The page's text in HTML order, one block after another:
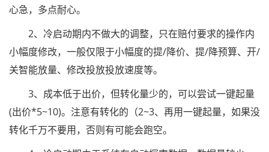
心急，多点耐心。
2、冷启动期内不做大的调整，只在赔付要求的操作内
小幅度修改，一般仅限于小幅度的提/降价、提/降预算、开/
关智能放量、修改投放投放速度等。
3、成本低于出价，但转化量少的，可以尝试一键起量
(出价*5~10)。注意有转化的（2~3、再用一键起量，如果没
转化千万不要用，否则有可能会跑空。